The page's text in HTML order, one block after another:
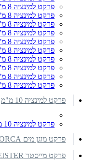
פרקט למינציה 8 מ"מ GENESIS
פרקט למינציה 8 מ"מ SWISS KRONO רחב
פרקט למינציה 8 מ"מ יורוהום
פרקט למינציה 8 מ"מ סופר נטורל
פרקט למינציה 8 מ"מ Classen
פרקט למינציה 8 מ"מ סינכרום
פרקט למינציה 8 מ"מ ואריו
פרקט למינציה 8 מ"מ art floor
פרקט למינציה 8 מ"מ קסטלו
פרקט למינציה 8 מ"מ MGM
פרקט למינציה 10 מ"מ
פרקט למינציה 10 מ"מ אלטיטיוד פלוס
פרקט מוגן מים Organic ORCA
פרקט מייסטר MEISTER